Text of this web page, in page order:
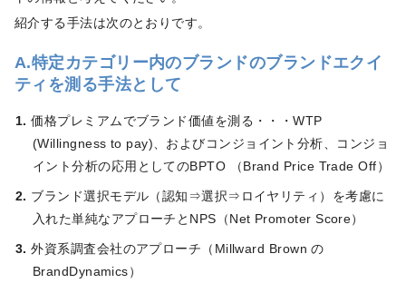
紹介する手法は次のとおりです。
A.特定カテゴリー内のブランドのブランドエクイ
ティを測る手法として
価格プレミアムでブランド価値を測る・・・WTP
(Willingness to pay)、およびコンジョイント分析、コンジョ
イント分析の応用としてのBPTO （Brand Price Trade Off）
ブランド選択モデル（認知⇒選択⇒ロイヤリティ）を考慮に
入れた単純なアプローチとNPS（Net Promoter Score）
外資系調査会社のアプローチ（Millward Brown の
BrandDynamics）